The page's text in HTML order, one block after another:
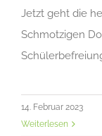
Jetzt geht die
Schmotzigen
14. Februar 2023
Weiterlesen